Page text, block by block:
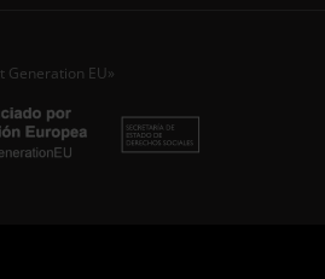
laPolítica de Privacidad
FE Y ALEGRÍA ESPAÑA
en calidad de Responsable del tratamiento
Generation EU»